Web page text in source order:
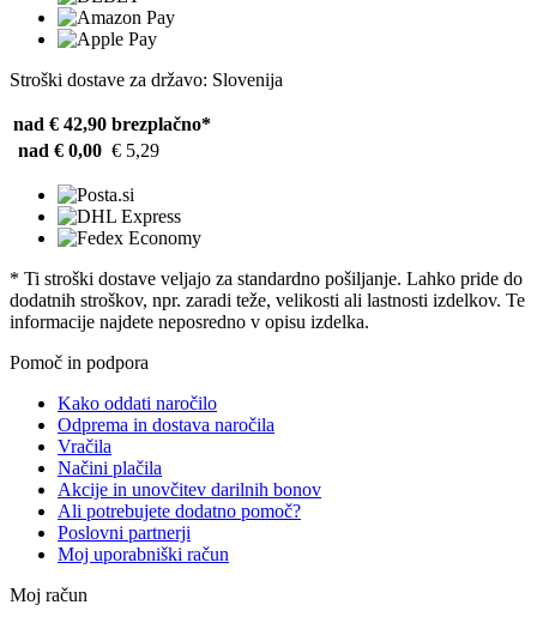
Stroški dostave za državo: Slovenija
nad € 42,90 brezplačno*
nad € 0,00 € 5,29
* Ti stroški dostave veljajo za standardno pošiljanje. Lahko pride do
dodatnih stroškov, npr. zaradi teže, velikosti ali lastnosti izdelkov. Te
informacije najdete neposredno v opisu izdelka.
Pomoč in podpora
Kako oddati naročilo
Odprema in dostava naročila
Vračila
Načini plačila
Akcije in unovčitev darilnih bonov
Ali potrebujete dodatno pomoč?
Poslovni partnerji
Moj uporabniški račun
Moj račun